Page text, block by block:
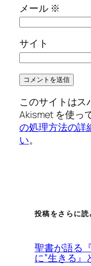
メール ※
サイト
このサイトはス
Akismet を使っ
の処理方法の詳
い。
投稿をさらに
聖書が語る
に”生きる』